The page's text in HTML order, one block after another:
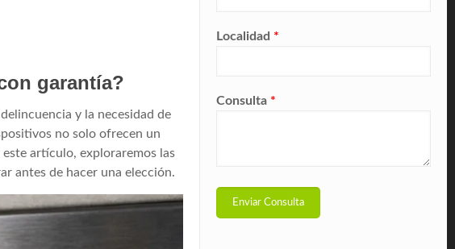
garantía?
y la necesidad de
no solo ofrecen un
artículo, exploraremos las
antes de hacer una elección.
Localidad *
Consulta *